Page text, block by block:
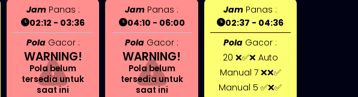
JamPanas :
02:12 - 03:36
PolaGacor :
WARNING!
Pola belum
tersedia untuk
saat ini
Jam Panas :
04:10 - 06:00
Pola Gacor :
WARNING!
Pola belum
tersedia untuk
saat ini
Jam Panas :
02:37 - 04:36
Pola Gacor :
20 ❌✅❌ Auto
Manual 7 ❌❌✅
Manual 5 ✅❌✅